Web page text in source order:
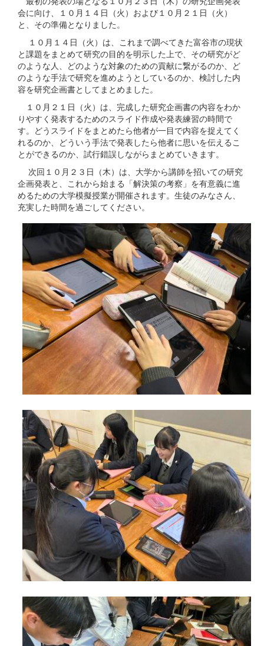
会に向け、１０月１４日（火）および１０月２１日（火）
と、その準備となりました。
１０月１４日（火）は、これまで調べてきた富谷市の現状
と課題をまとめて研究の目的を明示した上で、その研究がど
のような人、どのような対象のための貢献に繋がるのか、ど
のような手法で研究を進めようとしているのか、検討した内
容を研究企画書としてまとめました。
１０月２１日（火）は、完成した研究企画書の内容をわか
りやすく発表するためのスライド作成や発表練習の時間で
す。どうスライドをまとめたら他者が一目で内容を捉えてく
れるのか、どういう手法で発表したら他者に思いを伝えるこ
とができるのか、試行錯誤しながらまとめていきます。
次回１０月２３日（木）は、大学から講師を招いての研究
企画発表と、これから始まる「解決策の考察」を有意義に進
めるための大学模擬授業が開催されます。生徒のみなさん、
充実した時間を過ごしてください。